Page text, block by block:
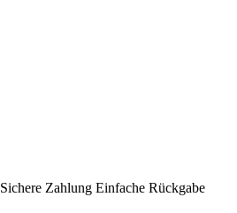
Sichere Zahlung Einfache Rückgabe